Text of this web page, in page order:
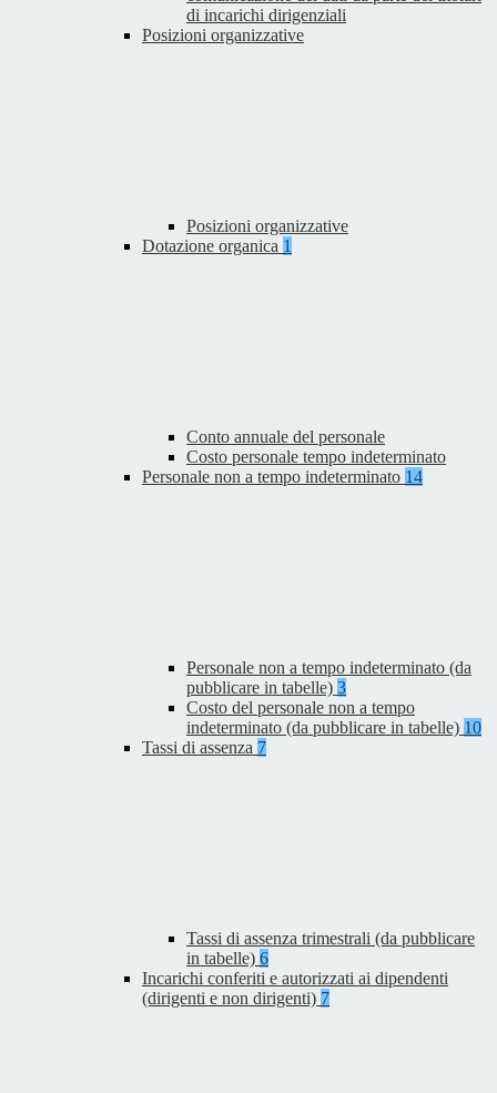
di incarichi dirigenziali
Posizioni organizzative
Posizioni organizzative
Dotazione organica 1
Conto annuale del personale
Costo personale tempo indeterminato
Personale non a tempo indeterminato 14
Personale non a tempo indeterminato (da
pubblicare in tabelle) 3
Costo del personale non a tempo
indeterminato (da pubblicare in tabelle) 10
Tassi di assenza 7
Tassi di assenza trimestrali (da pubblicare
in tabelle) 6
Incarichi conferiti e autorizzati ai dipendenti
(dirigenti e non dirigenti) 7